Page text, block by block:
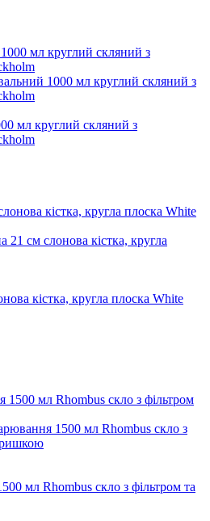
мл круглий скляний з
кістка, кругла плоска White
мл Rhombus скло з фільтром та